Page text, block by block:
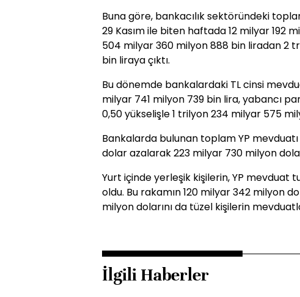
Buna göre, bankacılık sektöründeki
29 Kasım ile biten haftada 12 milyar 192
504 milyar 360 milyon 888 bin liradan 2
bin liraya çıktı.
Bu dönemde bankalardaki TL cinsi
milyar 741 milyon 739 bin lira, yabancı
0,50 yükselişle 1 trilyon 234 milyar 575
Bankalarda bulunan toplam YP
dolar azalarak 223 milyar 730 milyon
Yurt içinde yerleşik kişilerin, YP mevduat
oldu. Bu rakamın 120 milyar 342 milyon
milyon dolarını da tüzel kişilerin
İlgili Haberler